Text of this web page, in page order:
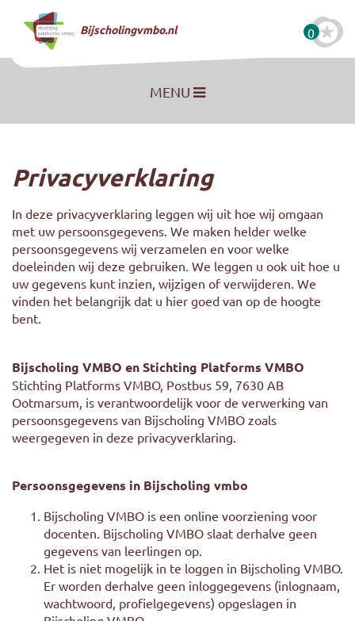
Naar hoofdinhoud
Bijscholingvmbo.nl 0
MENU
Privacyverklaring
In deze privacyverklaring leggen wij uit hoe wij omgaan
met uw persoonsgegevens. We maken helder welke
persoonsgegevens wij verzamelen en voor welke
doeleinden wij deze gebruiken. We leggen u ook uit hoe u
uw gegevens kunt inzien, wijzigen of verwijderen. We
vinden het belangrijk dat u hier goed van op de hoogte
bent.
Bijscholing VMBO en Stichting Platforms VMBO
Stichting Platforms VMBO, Postbus 59, 7630 AB
Ootmarsum, is verantwoordelijk voor de verwerking van
persoonsgegevens van Bijscholing VMBO zoals
weergegeven in deze privacyverklaring.
Persoonsgegevens in Bijscholing vmbo
Bijscholing VMBO is een online voorziening voor
docenten. Bijscholing VMBO slaat derhalve geen
gegevens van leerlingen op.
Het is niet mogelijk in te loggen in Bijscholing VMBO.
Er worden derhalve geen inloggegevens (inlognaam,
wachtwoord, profielgegevens) opgeslagen in